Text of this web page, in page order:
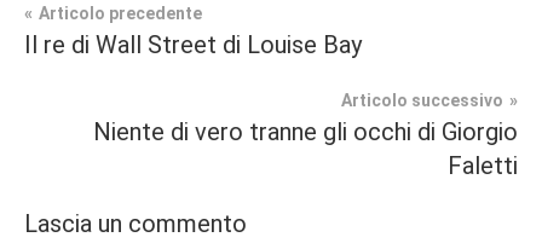
Tag
#italianblogger,
Contemporary
Segnalazioni
Navigazione
Articolo precedente
Il re di Wall Street di Louise Bay
Articolo successivo
Niente di vero tranne gli occhi di Giorgio
Faletti
Lascia un commento